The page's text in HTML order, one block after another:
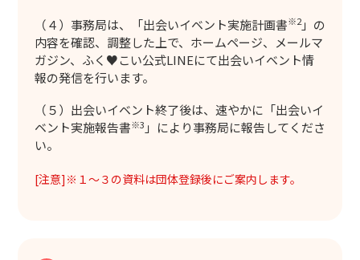
（４）事務局は、「出会いイベント実施計画書※2」の
内容を確認、調整した上で、ホームページ、メールマ
ガジン、ふく♥こい公式LINEにて出会いイベント情
報の発信を行います。
（５）出会いイベント終了後は、速やかに「出会いイ
ベント実施報告書※3 」により事務局に報告してくださ
い。
[注意]※１～３の資料は団体登録後にご案内します。